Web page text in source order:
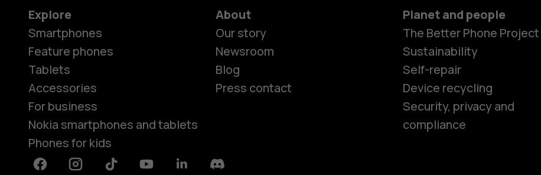
Smartphones
Explore
Smartphones
Feature phones
Tablets
Accessories
For business
Nokia smartphones and tablets
Phones for kids
About
Our story
Newsroom
Blog
Press contact
Planet and people
The Better Phone Project
Sustainability
Self-repair
Device recycling
Security, privacy and
compliance
FacebookInstagramTiktok YoutubeLinkedinDiscord